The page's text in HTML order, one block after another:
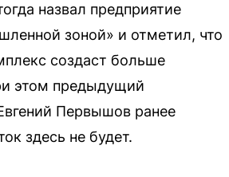
назвал предприятие
зоной» и отметил, что
создаст больше
этом предыдущий
Первышов ранее
здесь не будет.